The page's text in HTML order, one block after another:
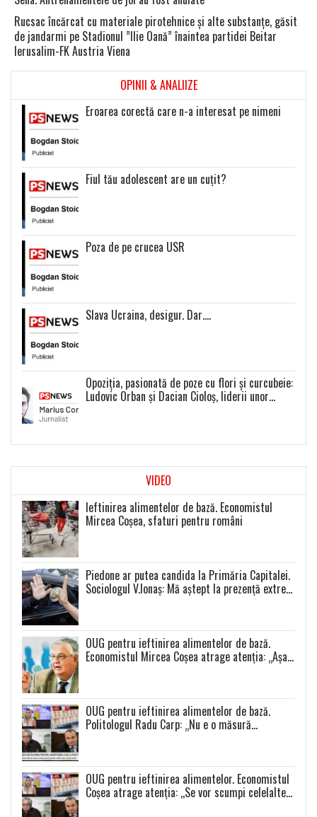
Rucsac încărcat cu materiale pirotehnice şi alte substanţe, găsit
de jandarmi pe Stadionul ”Ilie Oană” înaintea partidei Beitar
Ierusalim-FK Austria Viena
OPINII & ANALIIZE
Eroarea corectă care n-a interesat pe nimeni
Fiul tău adolescent are un cuțit?
Poza de pe crucea USR
Slava Ucraina, desigur. Dar….
Opoziția, pasionată de poze cu flori și curcubeie:
Ludovic Orban și Dacian Cioloș, liderii unor
VIDEO
Ieftinirea alimentelor de bază. Economistul
Mircea Coșea, sfaturi pentru români
Piedone ar putea candida la Primăria Capitalei.
Sociologul V.Ionaș: Mă aștept la prezență extrem
OUG pentru ieftinirea alimentelor de bază.
Economistul Mircea Coșea atrage atenția: „Așa
OUG pentru ieftinirea alimentelor de bază.
Politologul Radu Carp: „Nu e o măsură
OUG pentru ieftinirea alimentelor. Economistul
Coșea atrage atenția: ,,Se vor scumpi celelalte